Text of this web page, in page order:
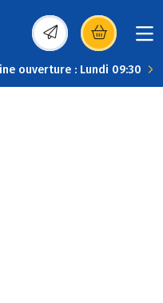
(s’ouvre dans une
ouverture : Lundi 09:30